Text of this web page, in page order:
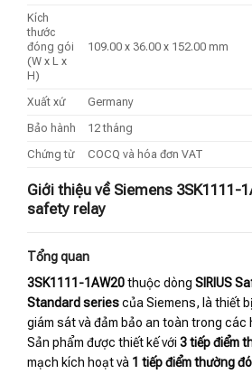
Kích
thước
đóng gói
(W x L x
H)
109.00 x 36.00 x 152.00 mm
Xuất xứ
Germany
Bảo hành
12 tháng
Chứng từ
COCQ và hóa đơn VAT
Giới thiệu về Siemens 3SK1111-
safety relay
Tổng quan
3SK1111-1AW20thuộc dòng SIRIUS
Standard seriescủa Siemens, là thiết
giám sát và đảm bảo an toàn trong các
Sản phẩm được thiết kế với 3 tiếp điểm
mạch kích hoạt và 1 tiếp điểm thường